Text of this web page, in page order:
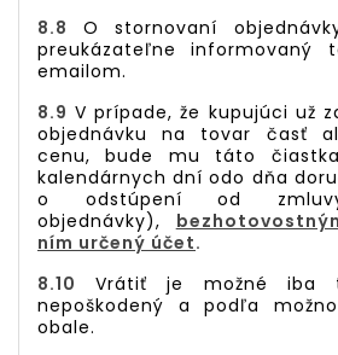
8.8 O stornovaní
preukázateľne informovaný
emailom.
8.9 V prípade, že kupujúci už
objednávku na tovar časť
cenu, bude mu táto
kalendárnych dní odo dňa
o odstúpení od
objednávky),
ním určený účet.
8.10 Vrátiť je možné iba
nepoškodený a podľa
obale.